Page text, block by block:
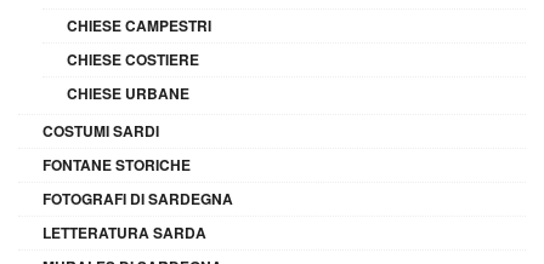
CHIESE CAMPESTRI
CHIESE COSTIERE
CHIESE URBANE
COSTUMI SARDI
FONTANE STORICHE
FOTOGRAFI DI SARDEGNA
LETTERATURA SARDA